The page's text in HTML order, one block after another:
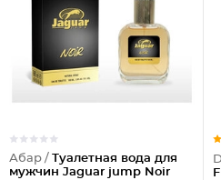
Абар / Туалетная вода для
мужчин Jaguar jump Noir